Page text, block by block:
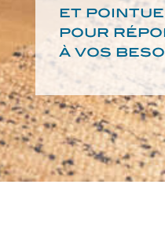
et pointue
pour
à vos